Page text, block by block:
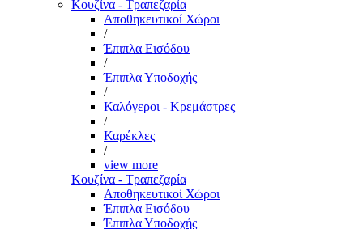
Κουζίνα - Τραπεζαρία
Αποθηκευτικοί Χώροι
/
Έπιπλα Εισόδου
/
Έπιπλα Υποδοχής
/
Καλόγεροι - Κρεμάστρες
/
Καρέκλες
/
view more
Κουζίνα - Τραπεζαρία
Αποθηκευτικοί Χώροι
Έπιπλα Εισόδου
Έπιπλα Υποδοχής